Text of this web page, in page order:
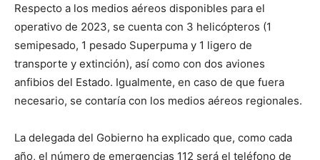
Respecto a los medios aéreos disponibles para el
operativo de 2023, se cuenta con 3 helicópteros (1
semipesado, 1 pesado Superpuma y 1 ligero de
transporte y extinción), así como con dos aviones
anfibios del Estado. Igualmente, en caso de que fuera
necesario, se contaría con los medios aéreos regionales.
La delegada del Gobierno ha explicado que, como cada
año, el número de emergencias 112 será el teléfono de